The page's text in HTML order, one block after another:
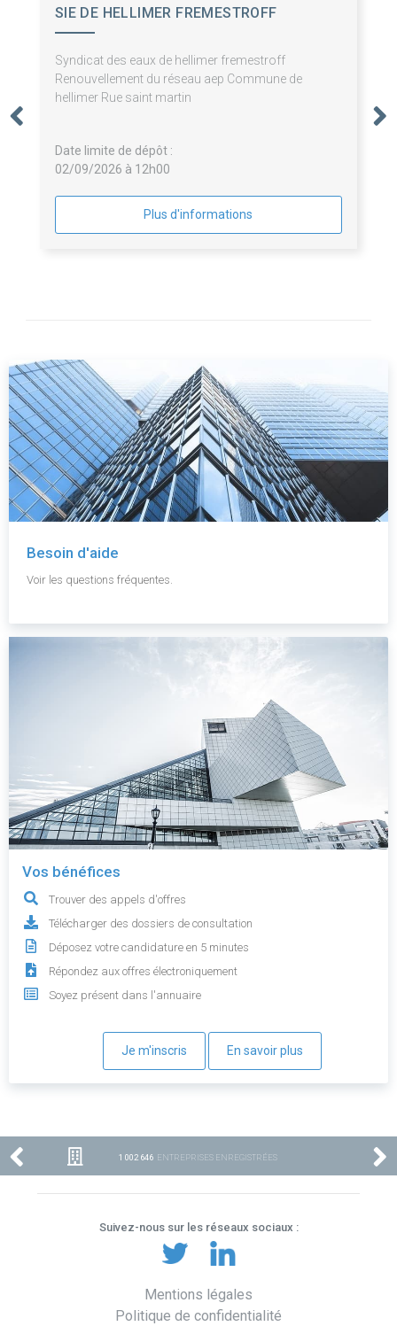
SIE DE HELLIMER FREMESTROFF
Syndicat des eaux de hellimer fremestroff
Renouvellement du réseau aep Commune de
hellimer Rue saint martin
Date limite de dépôt :
02/09/2026 à 12h00
Plus d'informations
Besoin d'aide
Voir les questions fréquentes.
Vos bénéfices
Trouver des appels d'offres
Télécharger des dossiers de consultation
Déposez votre candidature en 5 minutes
Répondez aux offres électroniquement
Soyez présent dans l'annuaire
Je m'inscris En savoir plus
1 002 646 ENTREPRISES ENREGISTRÉES
Suivez-nous sur les réseaux sociaux :
Mentions légales
Politique de confidentialité